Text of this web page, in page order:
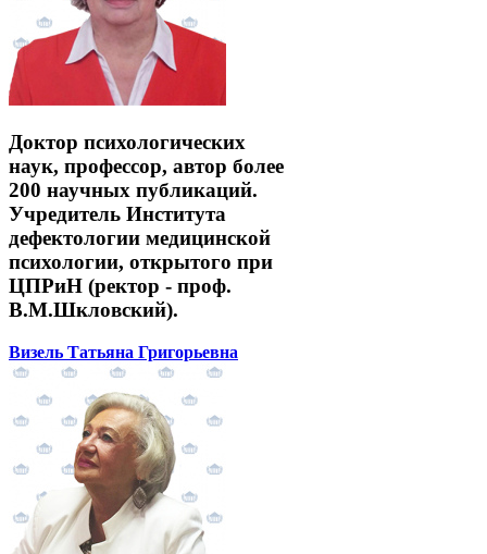
Доктор психологических
наук, профессор, автор более
200 научных публикаций.
Учредитель Института
дефектологии медицинской
психологии, открытого при
ЦПРиН (ректор - проф.
В.М.Шкловский).
Визель Татьяна Григорьевна